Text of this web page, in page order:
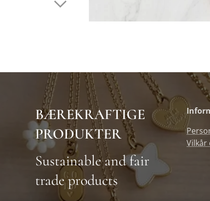
BÆREKRAFTIGE
PRODUKTER
Sustainable and fair
trade products
Vilkår